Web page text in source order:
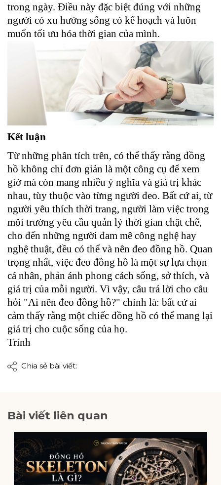
trong ngày. Điều này đặc biệt đúng với những
người có xu hướng sống có kế hoạch và luôn
muốn tối ưu hóa thời gian của mình.
Kết luận
Từ những phân tích trên, có thể thấy rằng đồng
hồ không chỉ đơn giản là một công cụ để xem
giờ mà còn mang nhiều ý nghĩa và giá trị khác
nhau, tùy thuộc vào từng người đeo. Bất cứ ai, từ
người yêu thích thời trang, người làm việc trong
môi trường yêu cầu quản lý thời gian chặt chẽ,
cho đến những người đam mê công nghệ hay
nghệ thuật, đều có thể và nên đeo đồng hồ. Quan
trọng nhất, việc đeo đồng hồ là một sự lựa chọn
cá nhân, phản ánh phong cách sống, sở thích, và
giá trị của mỗi người. Vì vậy, câu trả lời cho câu
hỏi "Ai nên đeo đồng hồ?" chính là: bất cứ ai
cảm thấy rằng một chiếc đồng hồ có thể mang lại
giá trị cho cuộc sống của họ.
Trinh
Chia sẻ bài viết:
Bài viết liên quan